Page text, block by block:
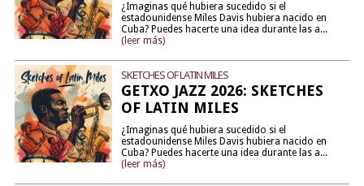
¿Imaginas qué hubiera sucedido si el
estadounidense Miles Davis hubiera nacido en
Cuba? Puedes hacerte una idea durante las a...
(leer más)
SKETCHES OF LATIN MILES
GETXO JAZZ 2026: SKETCHES
OF LATIN MILES
¿Imaginas qué hubiera sucedido si el
estadounidense Miles Davis hubiera nacido en
Cuba? Puedes hacerte una idea durante las a...
(leer más)